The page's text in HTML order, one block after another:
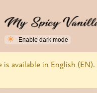
is available in English (EN).